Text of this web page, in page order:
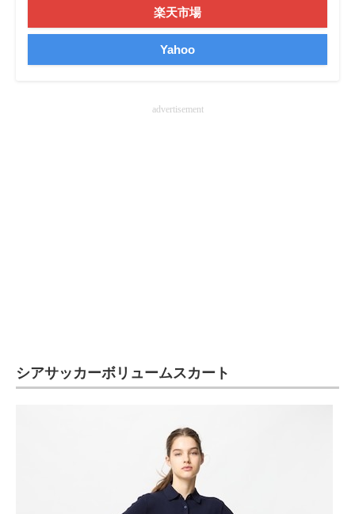
楽天市場
Yahoo
advertisement
シアサッカーボリュームスカート